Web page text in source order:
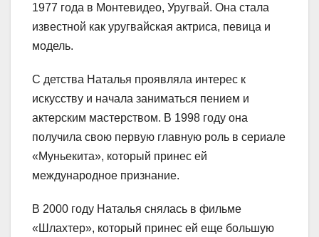
1977 года в Монтевидео, Уругвай. Она стала
известной как уругвайская актриса, певица и
модель.
С детства Наталья проявляла интерес к
искусству и начала заниматься пением и
актерским мастерством. В 1998 году она
получила свою первую главную роль в сериале
«Муньекита», который принес ей
международное признание.
В 2000 году Наталья снялась в фильме
«Шлахтер», который принес ей еще большую